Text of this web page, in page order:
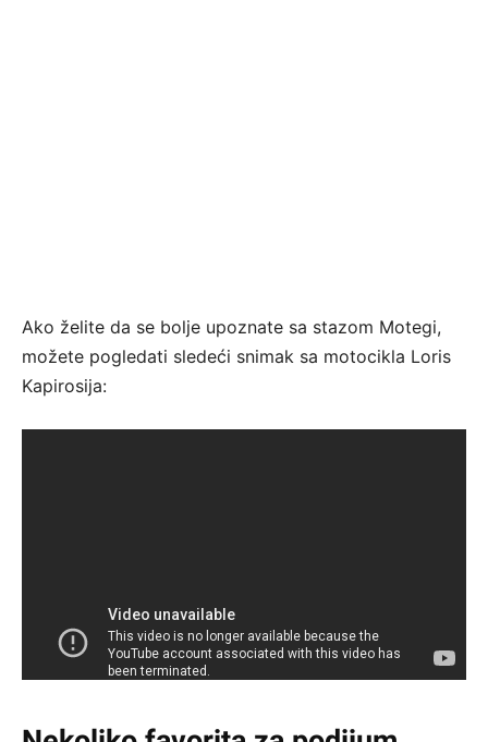
Ako želite da se bolje upoznate sa stazom Motegi,
možete pogledati sledeći snimak sa motocikla Loris
Kapirosija: